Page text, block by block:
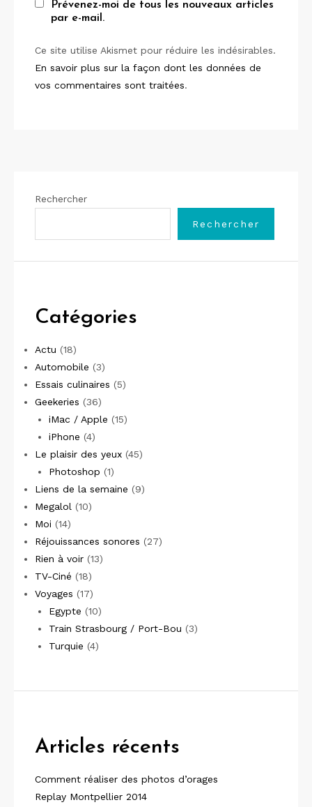
Prévenez-moi de tous les nouveaux articles
par e-mail.
Ce site utilise Akismet pour réduire les indésirables.
En savoir plus sur la façon dont les données de
vos commentaires sont traitées.
Rechercher
Rechercher
Catégories
Actu (18)
Automobile (3)
Essais culinaires (5)
Geekeries (36)
iMac / Apple (15)
iPhone (4)
Le plaisir des yeux (45)
Photoshop (1)
Liens de la semaine (9)
Megalol (10)
Moi (14)
Réjouissances sonores (27)
Rien à voir (13)
TV-Ciné (18)
Voyages (17)
Egypte (10)
Train Strasbourg / Port-Bou (3)
Turquie (4)
Articles récents
Comment réaliser des photos d’orages
Replay Montpellier 2014